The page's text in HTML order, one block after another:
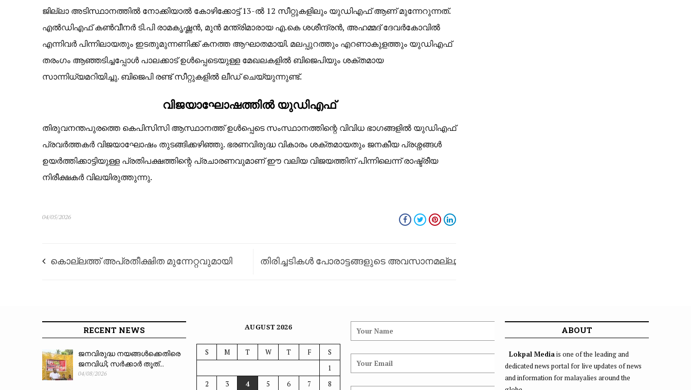
ജില്ലാ അടിസ്ഥാനത്തിൽ നോക്കിയാൽ കോഴിക്കോട്ട് 13-ൽ 12 സീറ്റുകളിലും യുഡിഎഫ് ആണ് മുന്നേറുന്നത്.
എൽഡിഎഫ് കൺവീനർ ടി.പി രാമകൃഷ്ണൻ, മുൻ മന്ത്രിമാരായ എ.കെ ശശീന്ദ്രൻ, അഹമ്മദ് ദേവർകോവിൽ
എന്നിവർ പിന്നിലായതും ഇടതുമുന്നണിക്ക് കനത്ത ആഘാതമായി. മലപ്പുറത്തും എറണാകുളത്തും യുഡിഎഫ്
തരംഗം ആഞ്ഞടിച്ചപ്പോൾ പാലക്കാട് ഉൾപ്പെടെയുള്ള മേഖലകളിൽ ബിജെപിയും ശക്തമായ
സാന്നിധ്യമറിയിച്ചു. ബിജെപി രണ്ട് സീറ്റുകളിൽ ലീഡ് ചെയ്യുന്നുണ്ട്.
​വിജയാഘോഷത്തിൽ യുഡിഎഫ്
തിരുവനന്തപുരത്തെ കെപിസിസി ആസ്ഥാനത്ത് ഉൾപ്പെടെ സംസ്ഥാനത്തിന്റെ വിവിധ ഭാഗങ്ങളിൽ യുഡിഎഫ്
പ്രവർത്തകർ വിജയാഘോഷം തുടങ്ങിക്കഴിഞ്ഞു. ഭരണവിരുദ്ധ വികാരം ശക്തമായതും ജനകീയ പ്രശ്നങ്ങൾ
ഉയർത്തിക്കാട്ടിയുള്ള പ്രതിപക്ഷത്തിന്റെ പ്രചാരണവുമാണ് ഈ വലിയ വിജയത്തിന് പിന്നിലെന്ന് രാഷ്ട്രീയ
നിരീക്ഷകർ വിലയിരുത്തുന്നു.
04/05/2026
കൊല്ലത്ത് അപ്രതീക്ഷിത മുന്നേറ്റവുമായി തിരിച്ചടികൾ പോരാട്ടങ്ങളുടെ അവസാനമല്ല;
സമരം വേണം: പി. ജയരാജൻ
RECENT NEWS
ജനവിരുദ്ധ നയങ്ങൾക്കെതിരെ
ജനവിധി; സർക്കാർ തൂത്...
04/08/2026
AUGUST 2026
S M T W T F
S
1
2
3 4 5 6 7 8
ABOUT
Lokpal Mediais one of the leading and
dedicated news portal for live updates of news
and information for malayalies around the